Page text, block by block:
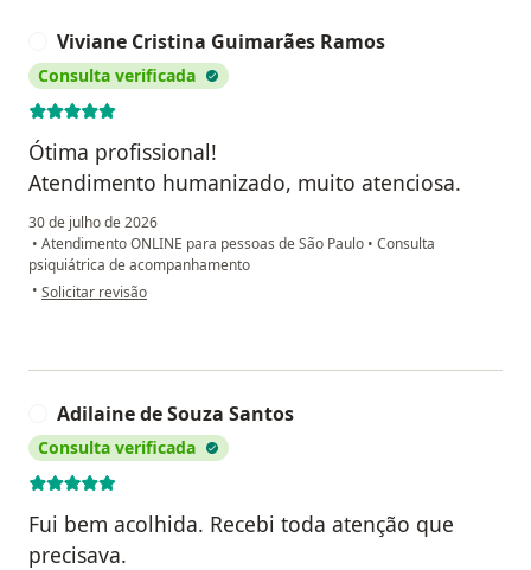
Viviane Cristina Guimarães Ramos
Consulta verificada
Ótima profissional!
Atendimento humanizado, muito atenciosa.
30 de julho de 2026
• Atendimento ONLINE para pessoas de São Paulo • Consulta
psiquiátrica de acompanhamento
• na opinião do utilizador Viviane Cristina Guimarães Ramos
Solicitar revisão
Adilaine de Souza Santos
Consulta verificada
Fui bem acolhida. Recebi toda atenção que
precisava.